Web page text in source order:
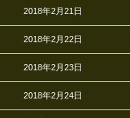
2018年2月21日
2018年2月22日
2018年2月23日
2018年2月24日